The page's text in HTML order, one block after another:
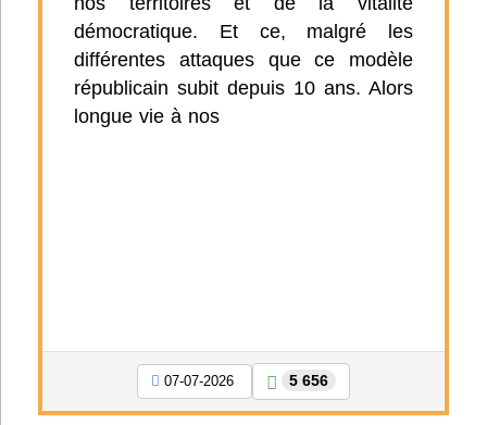
démocratique. Et ce, malgré les
différentes attaques que ce modèle
républicain subit depuis 10 ans. Alors
longue vie à nos
07-07-2026 5 656